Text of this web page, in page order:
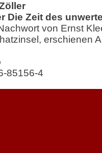
Die Zeit des
von Ernst
erschienen
85156-4